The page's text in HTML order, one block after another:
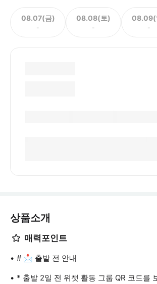
08.07(금)
-
08.08(토)
-
08.09(
-
상품소개
매력포인트
# 📩 출발 전 안내
* 출발 2일 전 위챗 활동 그룹 QR 코드를